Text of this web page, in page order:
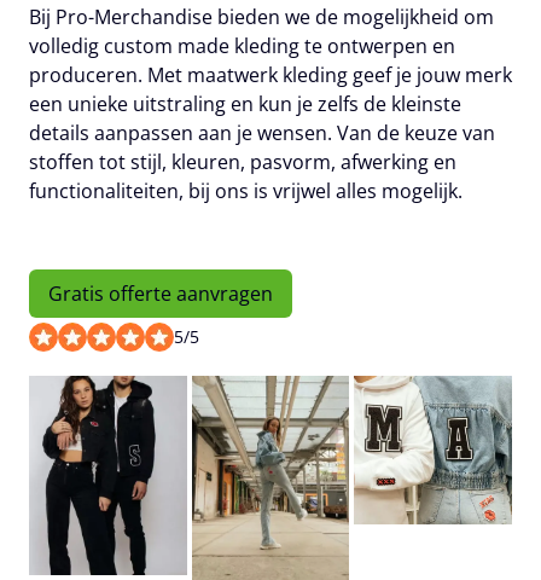
Bij Pro-Merchandise bieden we de mogelijkheid om
volledig custom made kleding te ontwerpen en
produceren. Met maatwerk kleding geef je jouw merk
een unieke uitstraling en kun je zelfs de kleinste
details aanpassen aan je wensen. Van de keuze van
stoffen tot stijl, kleuren, pasvorm, afwerking en
functionaliteiten, bij ons is vrijwel alles mogelijk.
Gratis offerte aanvragen
5/5